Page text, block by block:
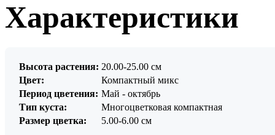
Характеристики
Высота растения: 20.00-25.00 см
Цвет:
Компактный микс
Период цветения: Май - октябрь
Тип куста:
Многоцветковая компактная
Размер цветка:
5.00-6.00 см